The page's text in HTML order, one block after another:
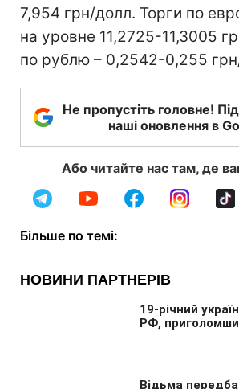
7,954 грн/долл. Торги по
на уровне 11,2725-11,3005
по рублю – 0,2542-0,255
Не пропустіть головне!
наші оновлення в
Або читайте нас там, де
Більше по темі: